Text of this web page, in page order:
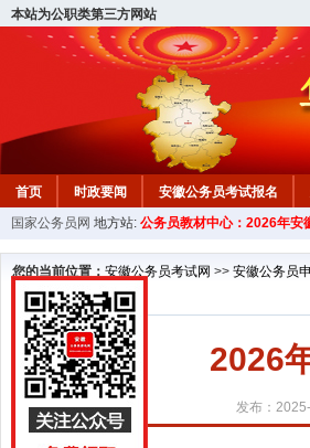
本站为公职类第三方网站
首页 时政要闻 安徽公务员考试报名
安徽公务员行测试题 在线咨询 教材中心
国家公务员网 地方站: 公务员教材中心：2026年安
您的当前位置： 安徽公务员考试网 >> 安徽公务员
2026
发布：